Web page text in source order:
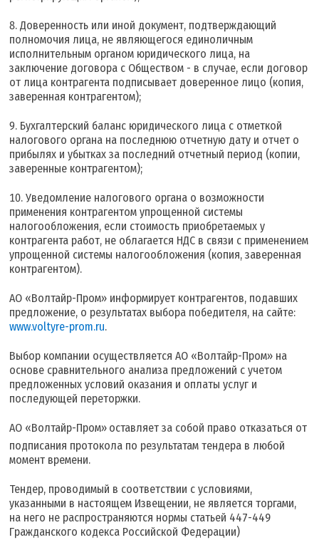
Доверенность или иной документ, подтверждающий
полномочия лица, не являющегося единоличным
исполнительным органом юридического лица, на
заключение договора с Обществом - в случае, если договор
от лица контрагента подписывает доверенное лицо (копия,
заверенная контрагентом);
Бухгалтерский баланс юридического лица с отметкой
налогового органа на последнюю отчетную дату и отчет о
прибылях и убытках за последний отчетный период (копии,
заверенные контрагентом);
Уведомление налогового органа о возможности
применения контрагентом упрощенной системы
налогообложения, если стоимость приобретаемых у
контрагента работ, не облагается НДС в связи с применением
упрощенной системы налогообложения (копия, заверенная
контрагентом).
АО «Волтайр-Пром» информирует контрагентов, подавших
предложение, о результатах выбора победителя, на сайте:
www.voltyre-prom.ru.
Выбор компании осуществляется АО «Волтайр-Пром» на
основе сравнительного анализа предложений с учетом
предложенных условий оказания и оплаты услуг и
последующей переторжки.
АО «Волтайр-Пром» оставляет за собой право отказаться от
подписания протокола по результатам тендера в любой
момент времени.
Тендер, проводимый в соответствии с условиями,
указанными в настоящем Извещении, не является торгами,
на него не распространяются нормы статьей 447-449
Гражданского кодекса Российской Федерации)